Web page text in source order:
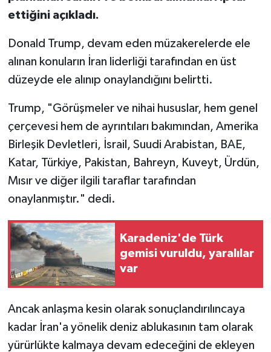
ettiğini açıkladı.
Donald Trump, devam eden müzakerelerde ele
alınan konuların İran liderliği tarafından en üst
düzeyde ele alınıp onaylandığını belirtti.
Trump, "Görüşmeler ve nihai hususlar, hem genel
çerçevesi hem de ayrıntıları bakımından, Amerika
Birleşik Devletleri, İsrail, Suudi Arabistan, BAE,
Katar, Türkiye, Pakistan, Bahreyn, Kuveyt, Ürdün,
Mısır ve diğer ilgili taraflar tarafından
onaylanmıştır." dedi.
Karadeniz'de Türk
gemisi vuruldu, yaralılar
var
Ancak anlaşma kesin olarak sonuçlandırılıncaya
kadar İran'a yönelik deniz ablukasının tam olarak
yürürlükte kalmaya devam edeceğini de ekleyen